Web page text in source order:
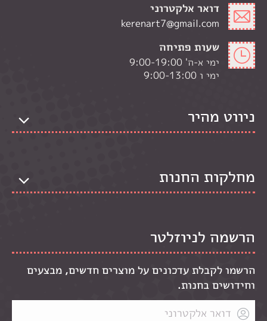
דואר אלקטרוני
kerenart7@gmail.com
שעות פתיחה
ימי א-ה' 9:00-19:00
ימי ו 9:00-13:00
ניווט מהיר
מחלקות החנות
הרשמה לניוזלטר
הרשמו לקבלת עדכונים על מוצרים חדשים, מבצעים
וחידושים בחנות.